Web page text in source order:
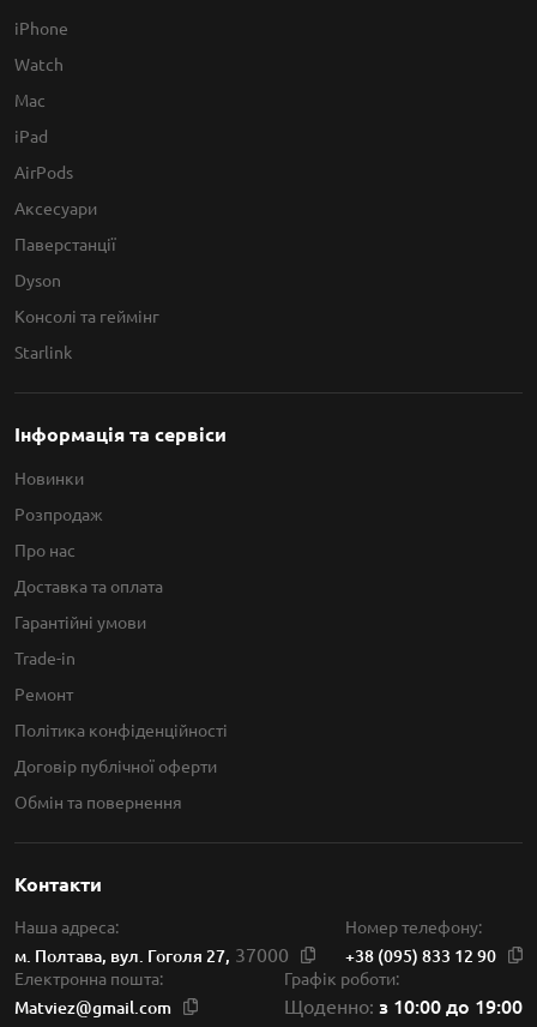
iPhone
Watch
Mac
iPad
AirPods
Аксесуари
Паверстанції
Dyson
Консолі та геймінг
Starlink
Інформація та сервіси
Новинки
Розпродаж
Про нас
Доставка та оплата
Гарантійні умови
Trade-in
Ремонт
Політика конфіденційності
Договір публічної оферти
Обмін та повернення
Контакти
Наша адреса:
м. Полтава, вул. Гоголя 27, 37000
Номер телефону:
+38 (095) 833 12 90
Електронна пошта:
Matviez@gmail.com
Графік роботи:
Щоденно: з 10:00 до 19:00